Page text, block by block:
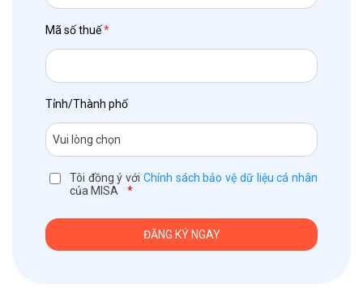
Mã số thuế*
Tỉnh/Thành phố
Tôi đồng ý với Chính sách bảo vệ dữ liệu cá nhân
của MISA
*